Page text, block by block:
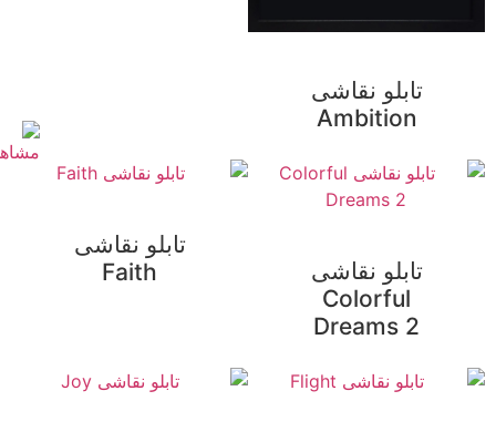
تابلو نقاشی
Ambition
تابلو نقاشی
Colorful
Dreams 2
تابلو نقاشی
Faith